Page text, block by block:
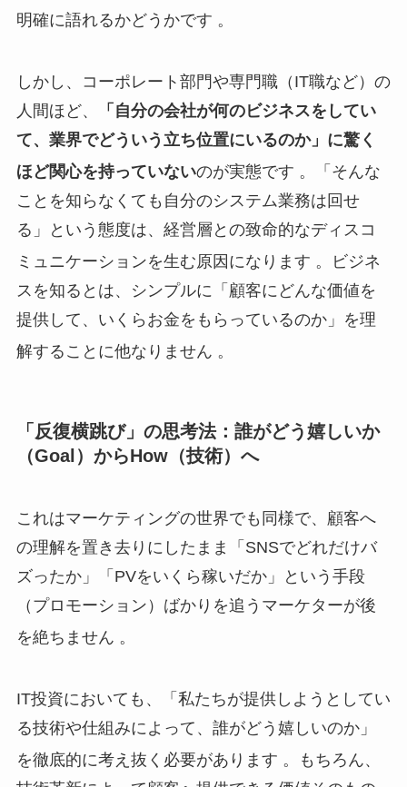
明確に語れるかどうかです 。
しかし、コーポレート部門や専門職（IT職など）の
人間ほど、
「自分の会社が何のビジネスをしてい
て、業界でどういう立ち位置にいるのか」に驚く
ほど関心を持っていないのが実態です 。「そんな
ことを知らなくても自分のシステム業務は回せ
る」という態度は、経営層との致命的なディスコ
ミュニケーションを生む原因になります 。ビジネ
スを知るとは、シンプルに「顧客にどんな価値を
提供して、いくらお金をもらっているのか」を理
解することに他なりません 。
「反復横跳び」の思考法：誰がどう嬉しいか
（Goal）からHow（技術）へ
これはマーケティングの世界でも同様で、顧客へ
の理解を置き去りにしたまま「SNSでどれだけバ
ズったか」「PVをいくら稼いだか」という手段
（プロモーション）ばかりを追うマーケターが後
を絶ちません 。
IT投資においても、「私たちが提供しようとしてい
る技術や仕組みによって、誰がどう嬉しいのか」
を徹底的に考え抜く必要があります 。もちろん、